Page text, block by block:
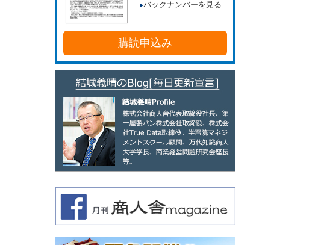
バックナンバーを見る
購読申込み